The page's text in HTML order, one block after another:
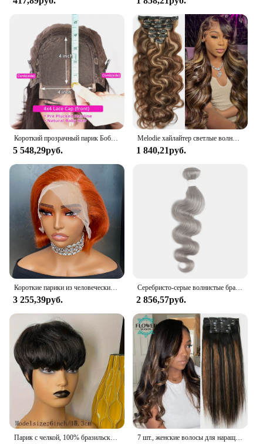
5 548,29руб.
Melodie хайлайтер светлые волнистые накладные волосы наращивание человеческие волосы 120 г/комплект наращивание на клипсе наращивание волос на всю голову
1 840,21руб.
Короткие парики из человеческих волос, 13x4, прозрачные кружевные передние парики для женщин, прямые парики с вырезами фея, 8 дюймов, парик из человеческих волос
3 255,39руб.
Серебристо-серые волнистые бразильские 100% человеческие волосы пряди 1/3 шт 9A Remy пряди для наращивания для женщин 8-26 дюймов EUPHORIA
2 856,57руб.
Парик с челкой, 100% бразильские человеческие волосы Remy, натуральные черные короткие волосы в стиле Боб, парик ручной работы 7 шт., женские волосы для наращивания, 120 г/комплект